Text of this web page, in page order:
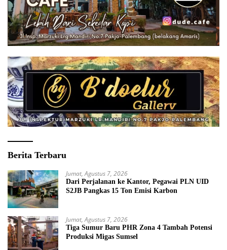
Berita Terbaru
Jumat, Agustus 7, 2026
Dari Perjalanan ke Kantor, Pegawai PLN UID
S2JB Pangkas 15 Ton Emisi Karbon
Jumat, Agustus 7, 2026
Tiga Sumur Baru PHR Zona 4 Tambah Potensi
Produksi Migas Sumsel